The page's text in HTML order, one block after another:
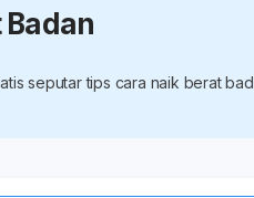
Badan
seputar tips cara naik berat